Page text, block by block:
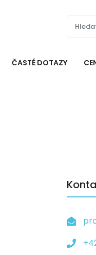
ČASTÉ DOTAZY